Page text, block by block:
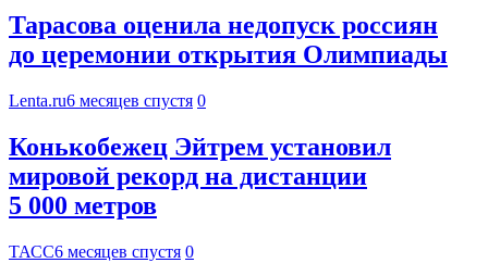
Тарасова оценила недопуск россиян
до церемонии открытия Олимпиады
Lenta.ru6 месяцев спустя 0
Конькобежец Эйтрем установил
мировой рекорд на дистанции
5 000 метров
ТАСС6 месяцев спустя 0